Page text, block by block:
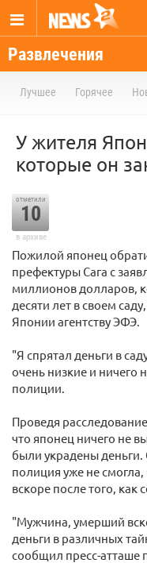
Развлечения
Лучшее Горячее
У жителя
которые он
отметили
10
в архиве
Пожилой японец
префектуры Сага с
миллионов долларов,
десяти лет в своем
Японии агентству ЭФЭ.
"Я спрятал деньги в
очень низкие и ничего
полиции.
Проведя
что японец ничего не
были украдены
полиция уже не смогла,
вскоре после того,
"Мужчина, умерший
деньги в различных
сообщил пресс-атташе